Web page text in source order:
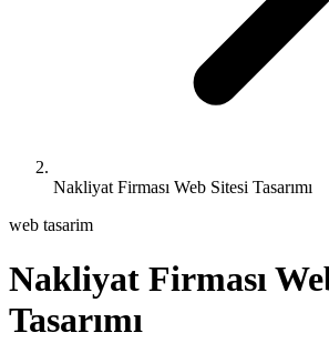
Nakliyat Firması Web Sitesi Tasarımı
web tasarim
Nakliyat Firması
Tasarımı